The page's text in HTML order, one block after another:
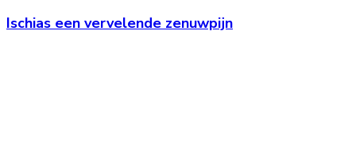
Ischias een vervelende zenuwpijn